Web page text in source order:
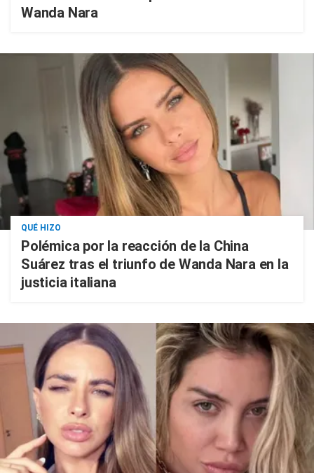
Wanda Nara
QUÉ HIZO
Polémica por la reacción de la China
Suárez tras el triunfo de Wanda Nara en la
justicia italiana